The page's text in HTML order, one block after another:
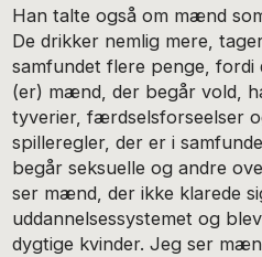
Han talte også om mænd
De drikker nemlig mere,
samfundet flere penge, fordi
(er) mænd, der begår vold,
tyverier, færdselsforseelser
spilleregler, der er i
begår seksuelle og andre
ser mænd, der ikke klarede
uddannelsessystemet og
dygtige kvinder. Jeg ser